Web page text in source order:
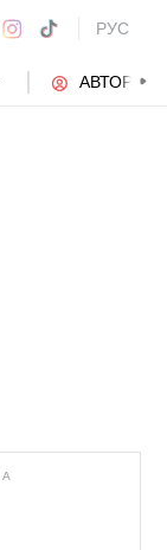
РУС
АВТОРИ